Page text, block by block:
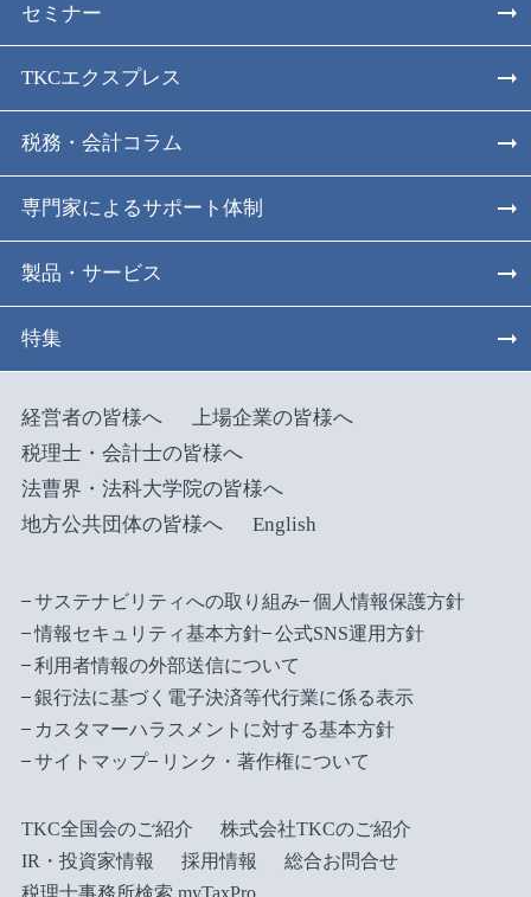
セミナー
TKCエクスプレス
税務・会計コラム
専門家によるサポート体制
製品・サービス
特集
経営者の皆様へ
上場企業の皆様へ
税理士・会計士の皆様へ
法曹界・法科大学院の皆様へ
地方公共団体の皆様へ
English
サステナビリティへの取り組み
個人情報保護方針
情報セキュリティ基本方針
公式SNS運用方針
利用者情報の外部送信について
銀行法に基づく電子決済等代行業に係る表示
カスタマーハラスメントに対する基本方針
サイトマップ
リンク・著作権について
TKC全国会のご紹介
株式会社TKCのご紹介
IR・投資家情報
採用情報
総合お問合せ
税理士事務所検索 myTaxPro